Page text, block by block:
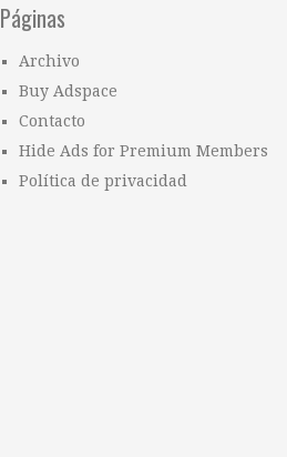
Páginas
Archivo
Buy Adspace
Contacto
Hide Ads for Premium Members
Política de privacidad